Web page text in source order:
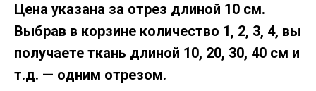
Цена указана за отрез длиной 10 см.
Выбрав в корзине количество 1, 2, 3, 4, вы
получаете ткань длиной 10, 20, 30, 40 см и
т.д. — одним отрезом.